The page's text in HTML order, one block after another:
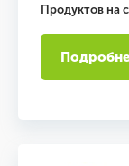
Продуктов на